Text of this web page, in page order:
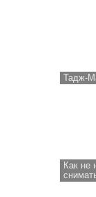
Тадж-
Как не